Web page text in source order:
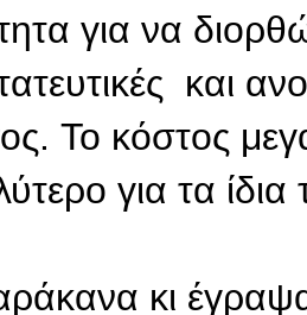
για να
και
Το κόστος
για τα ίδια
κι